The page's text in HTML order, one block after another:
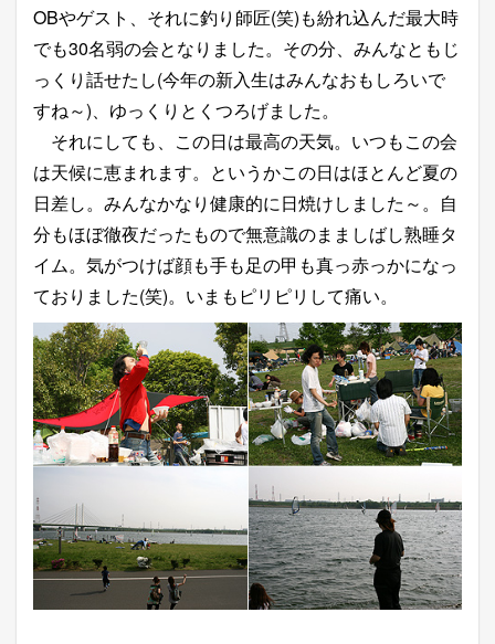
OBやゲスト、それに釣り師匠(笑)も紛れ込んだ最大時
でも30名弱の会となりました。その分、みんなともじ
っくり話せたし(今年の新入生はみんなおもしろいで
すね～)、ゆっくりとくつろげました。
それにしても、この日は最高の天気。いつもこの会
は天候に恵まれます。というかこの日はほとんど夏の
日差し。みんなかなり健康的に日焼けしました～。自
分もほぼ徹夜だったもので無意識のまましばし熟睡タ
イム。気がつけば顔も手も足の甲も真っ赤っかになっ
ておりました(笑)。いまもピリピリして痛い。